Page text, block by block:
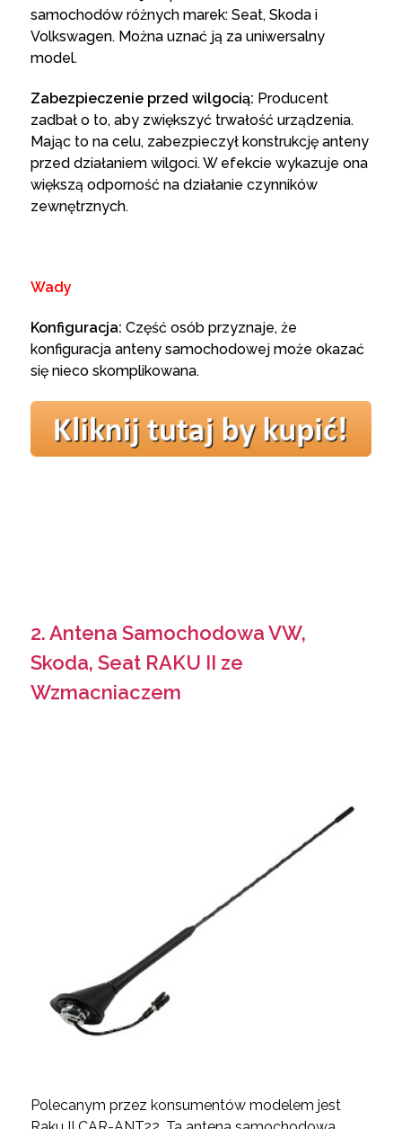
samochodów różnych marek: Seat, Skoda i
Volkswagen. Można uznać ją za uniwersalny
model.
Zabezpieczenie przed wilgocią: Producent
zadbał o to, aby zwiększyć trwałość urządzenia.
Mając to na celu, zabezpieczył konstrukcję anteny
przed działaniem wilgoci. W efekcie wykazuje ona
większą odporność na działanie czynników
zewnętrznych.
Wady
Konfiguracja: Część osób przyznaje, że
konfiguracja anteny samochodowej może okazać
się nieco skomplikowana.
2. Antena Samochodowa VW,
Skoda, Seat RAKU II ze
Wzmacniaczem
Polecanym przez konsumentów modelem jest